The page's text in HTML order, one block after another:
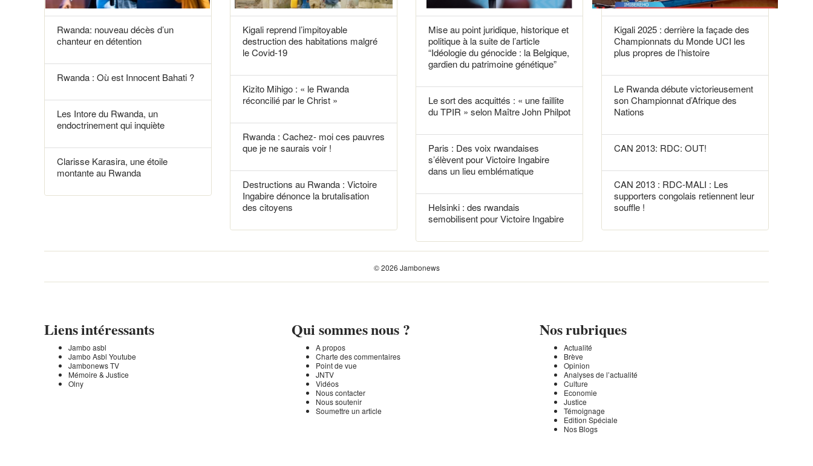
Rwanda: nouveau décès d’un
chanteur en détention
Rwanda : Où est Innocent Bahati ?
Les Intore du Rwanda, un
endoctrinement qui inquiète
Clarisse Karasira, une étoile
montante au Rwanda
Kigali reprend l’impitoyable
destruction des habitations malgré
le Covid-19
Kizito Mihigo : « le Rwanda
réconcilié par le Christ »
Rwanda : Cachez- moi ces pauvres
que je ne saurais voir !
Destructions au Rwanda : Victoire
Ingabire dénonce la brutalisation
des citoyens
Mise au point juridique, historique et
politique à la suite de l’article
“Idéologie du génocide : la Belgique,
gardien du patrimoine génétique”
Le sort des acquittés : « une faillite
du TPIR » selon Maître John Philpot
Paris : Des voix rwandaises
s’élèvent pour Victoire Ingabire
dans un lieu emblématique
Helsinki : des rwandais
semobilisent pour Victoire Ingabire
Kigali 2025 : derrière la façade des
Championnats du Monde UCI les
plus propres de l’histoire
Le Rwanda débute victorieusement
son Championnat d’Afrique des
Nations
CAN 2013: RDC: OUT!
CAN 2013 : RDC-MALI : Les
supporters congolais retiennent leur
souffle !
© 2026 Jambonews
Liens intéressants
Jambo asbl
Jambo Asbl Youtube
Jambonews TV
Mémoire & Justice
Olny
Qui sommes nous ?
A propos
Charte des commentaires
Point de vue
JNTV
Vidéos
Nous contacter
Nous soutenir
Soumettre un article
Nos rubriques
Actualité
Brève
Opinion
Analyses de l’actualité
Culture
Economie
Justice
Témoignage
Edition Spéciale
Nos Blogs